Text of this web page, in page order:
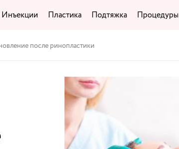
Инъекции Пластика Подтяжка Процедуры
после ринопластики